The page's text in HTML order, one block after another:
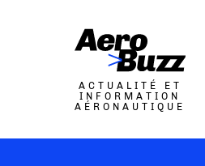
ACTUALITÉ ET
INFORMATION
AÉRONAUTIQUE